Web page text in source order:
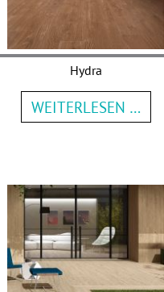
Hydra
WEITERLESEN …